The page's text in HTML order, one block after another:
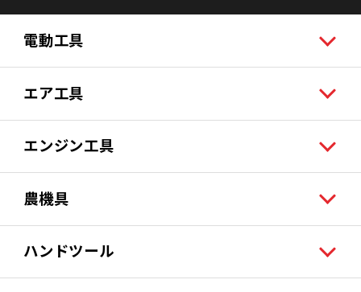
電動工具
エア工具
エンジン工具
農機具
ハンドツール